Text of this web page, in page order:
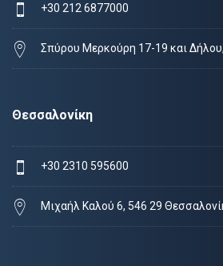
+30 212 6877000
Σπύρου Μερκούρη 17-19 και
Θεσσαλονίκη
+30 2310 595600
Μιχαήλ Καλού 6, 546 29